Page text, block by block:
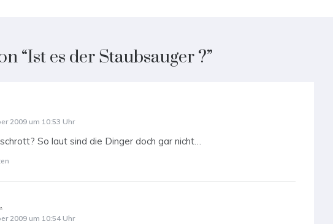
“Ist es der Staubsauger ?”
2009 um 10:53 Uhr
So laut sind die Dinger doch gar nicht…
2009 um 10:54 Uhr